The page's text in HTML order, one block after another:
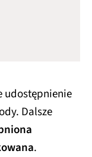
udostępnienie
Dalsze
.